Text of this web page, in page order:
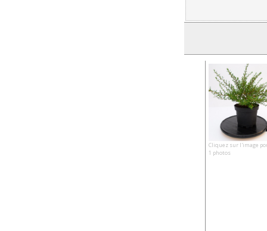
Cliquez sur l'image
1 photos